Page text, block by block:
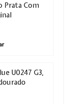
Prata Com
U0247 G3,